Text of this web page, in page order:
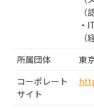
・
（
所属団体
東
コーポレート
サイト